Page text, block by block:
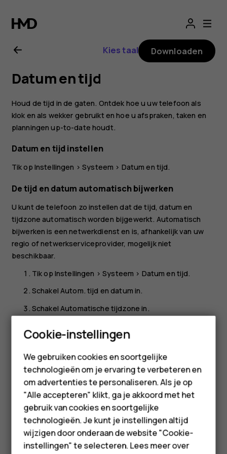
voor
Nokia
2.1
Smartphones
Feature phones
Accessoires
HMD Terra M
Voor bedrijven
Tablets
Kies taal Downloaden
Datum en tijd
Houd de tijd in de gaten. Ontdek hoe u uw telefoon als
klok en als wekker gebruikt en hoe u afspraken, taken en
planningen up-to-date houdt.
Datum en tijd instellen
Tik op Instellingen >Systeem > Datum en tijd.
De tijd en datum automatisch bijwerken
U kunt de telefoon zo instellen dat de tijd, datum en
tijdzone automatisch worden bijgewerkt. Automatisch
bijwerken is een netwerkdienst en is, afhankelijk van uw
regio of netwerkserviceprovider, mogelijk niet
beschikbaar.
Tik op Instellingen >Systeem > Datum en tijd.
SchakelAutom. tijd en datum in.
SchakelAutomatische tijdzone in.
De klok instellen op de 24-uurs notatie
24-uurs klok gebruikenin.
Was deze informatie nuttig?
Cookie-instellingen
We gebruiken cookies en soortgelijke
technologieën om je ervaring te verbeteren en
om advertenties te personaliseren. Als je op
"Alle accepteren" klikt, ga je akkoord met het
gebruik van cookies en soortgelijke
technologieën. Je kunt je instellingen altijd
wijzigen door onderaan de website "Cookie-
instellingen" te selecteren. Lees meer over